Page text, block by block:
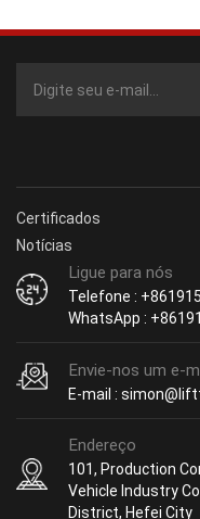
Certificados
Notícias
Ligue para nós
Telefone :
WhatsApp :
Envie-nos um e-
E-mail :
Endereço
101, Production
Vehicle Industry
District, Hefei City